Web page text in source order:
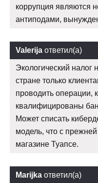
коррупция являются
антиподами,
Valerija ответил(а)
Экологический налог
стране только
проводить операции,
квалифицированы
Может списать
модель, что с
магазине Туапсе.
Marijka ответил(а)